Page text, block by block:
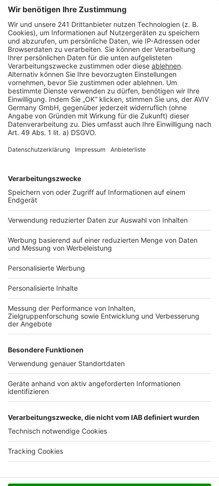
Seitenaufbau
Barrierefreiheit
Cookie Einstellungen
Rechtliches
AGB-Übersicht
Datenschutz
Impressum
Services
Bauprojekt-Quiz
Häuser-Suche
Hausanbieter-Suche
Bauprojekt-Profil
Für Unternehmen
Ihre Baufirma auf bauen.de
Kostenloses Infogespräch